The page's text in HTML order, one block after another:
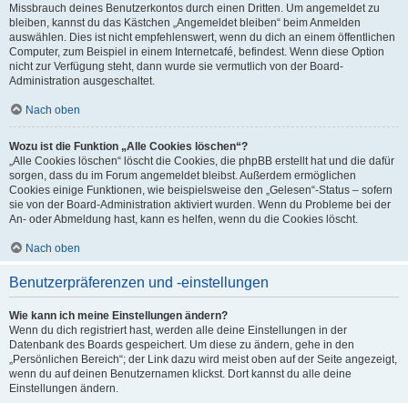
Missbrauch deines Benutzerkontos durch einen Dritten. Um angemeldet zu
bleiben, kannst du das Kästchen „Angemeldet bleiben“ beim Anmelden
auswählen. Dies ist nicht empfehlenswert, wenn du dich an einem öffentlichen
Computer, zum Beispiel in einem Internetcafé, befindest. Wenn diese Option
nicht zur Verfügung steht, dann wurde sie vermutlich von der Board-
Administration ausgeschaltet.
Nach oben
Wozu ist die Funktion „Alle Cookies löschen“?
„Alle Cookies löschen“ löscht die Cookies, die phpBB erstellt hat und die dafür
sorgen, dass du im Forum angemeldet bleibst. Außerdem ermöglichen
Cookies einige Funktionen, wie beispielsweise den „Gelesen“-Status – sofern
sie von der Board-Administration aktiviert wurden. Wenn du Probleme bei der
An- oder Abmeldung hast, kann es helfen, wenn du die Cookies löscht.
Nach oben
Benutzerpräferenzen und -einstellungen
Wie kann ich meine Einstellungen ändern?
Wenn du dich registriert hast, werden alle deine Einstellungen in der
Datenbank des Boards gespeichert. Um diese zu ändern, gehe in den
„Persönlichen Bereich“; der Link dazu wird meist oben auf der Seite angezeigt,
wenn du auf deinen Benutzernamen klickst. Dort kannst du alle deine
Einstellungen ändern.